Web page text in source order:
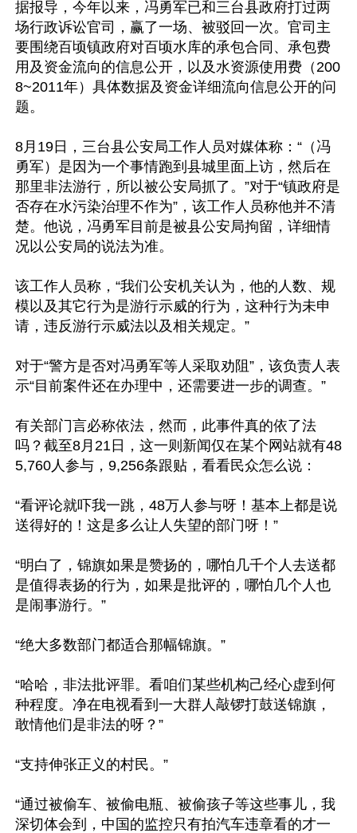
据报导，今年以来，冯勇军已和三台县政府打过两
场行政诉讼官司，赢了一场、被驳回一次。官司主
要围绕百顷镇政府对百顷水库的承包合同、承包费
用及资金流向的信息公开，以及水资源使用费（200
8~2011年）具体数据及资金详细流向信息公开的问
题。
8月19日，三台县公安局工作人员对媒体称：“（冯
勇军）是因为一个事情跑到县城里面上访，然后在
那里非法游行，所以被公安局抓了。”对于“镇政府是
否存在水污染治理不作为”，该工作人员称他并不清
楚。他说，冯勇军目前是被县公安局拘留，详细情
况以公安局的说法为准。
该工作人员称，“我们公安机关认为，他的人数、规
模以及其它行为是游行示威的行为，这种行为未申
请，违反游行示威法以及相关规定。”
对于“警方是否对冯勇军等人采取劝阻”，该负责人表
示“目前案件还在办理中，还需要进一步的调查。”
有关部门言必称依法，然而，此事件真的依了法
吗？截至8月21日，这一则新闻仅在某个网站就有48
5,760人参与，9,256条跟贴，看看民众怎么说：
“看评论就吓我一跳，48万人参与呀！基本上都是说
送得好的！这是多么让人失望的部门呀！”
“明白了，锦旗如果是赞扬的，哪怕几千个人去送都
是值得表扬的行为，如果是批评的，哪怕几个人也
是闹事游行。”
“绝大多数部门都适合那幅锦旗。”
“哈哈，非法批评罪。看咱们某些机构己经心虚到何
种程度。净在电视看到一大群人敲锣打鼓送锦旗，
敢情他们是非法的呀？”
“支持伸张正义的村民。”
“通过被偷车、被偷电瓶、被偷孩子等这些事儿，我
深切体会到，中国的监控只有拍汽车违章看的才一